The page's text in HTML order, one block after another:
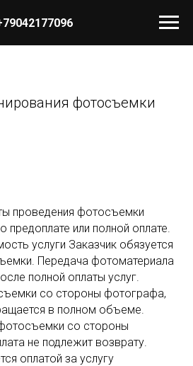
фотосъемки
проведения фотосъемки
предоплате или полной оплате.
услуги Заказчик обязуется
Передача фотоматериала
полной оплаты услуг.
со стороны фотографа,
в полном объеме.
со стороны
не подлежит возврату.
оплатой за услугу